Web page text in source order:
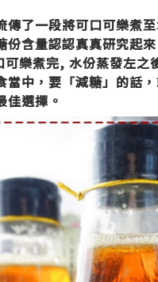
傳了一段將可口可樂煮
份含量認認真真研究起來
樂煮完, 水份蒸發左
當中，要「減糖」的話
佳選擇。